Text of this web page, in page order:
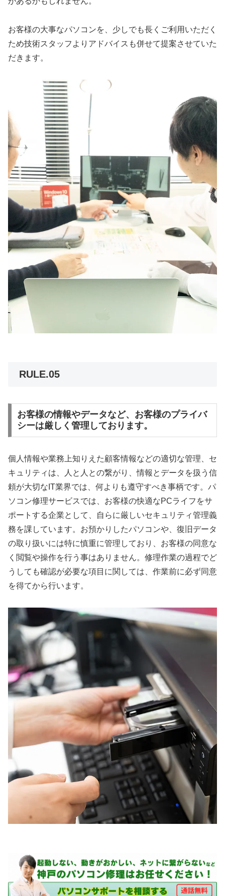
お客様の大事なパソコンを、少しでも長くご利用いただく
ため技術スタッフよりアドバイスも併せて提案させていた
だきます。
RULE.05
お客様の情報やデータなど、お客様のプライバ
シーは厳しく管理しております。
個人情報や業務上知りえた顧客情報などの適切な管理、セ
キュリティは、人と人との繋がり、情報とデータを扱う信
頼が大切なIT業界では、何よりも遵守すべき事柄です。パ
ソコン修理サービスでは、お客様の快適なPCライフをサ
ポートする企業として、自らに厳しいセキュリティ管理義
務を課しています。お預かりしたパソコンや、復旧データ
の取り扱いには特に慎重に管理しており、お客様の同意な
く閲覧や操作を行う事はありません。修理作業の過程でど
うしても確認が必要な項目に関しては、作業前に必ず同意
を得てから行います。